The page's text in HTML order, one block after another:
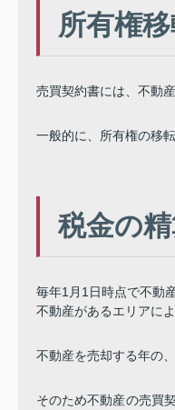
所有権
売買契約書には、不動
一般的に、所有権の移
税金の
毎年1月1日時点で不動
不動産があるエリアに
不動産を売却する年の
そのため不動産の売買